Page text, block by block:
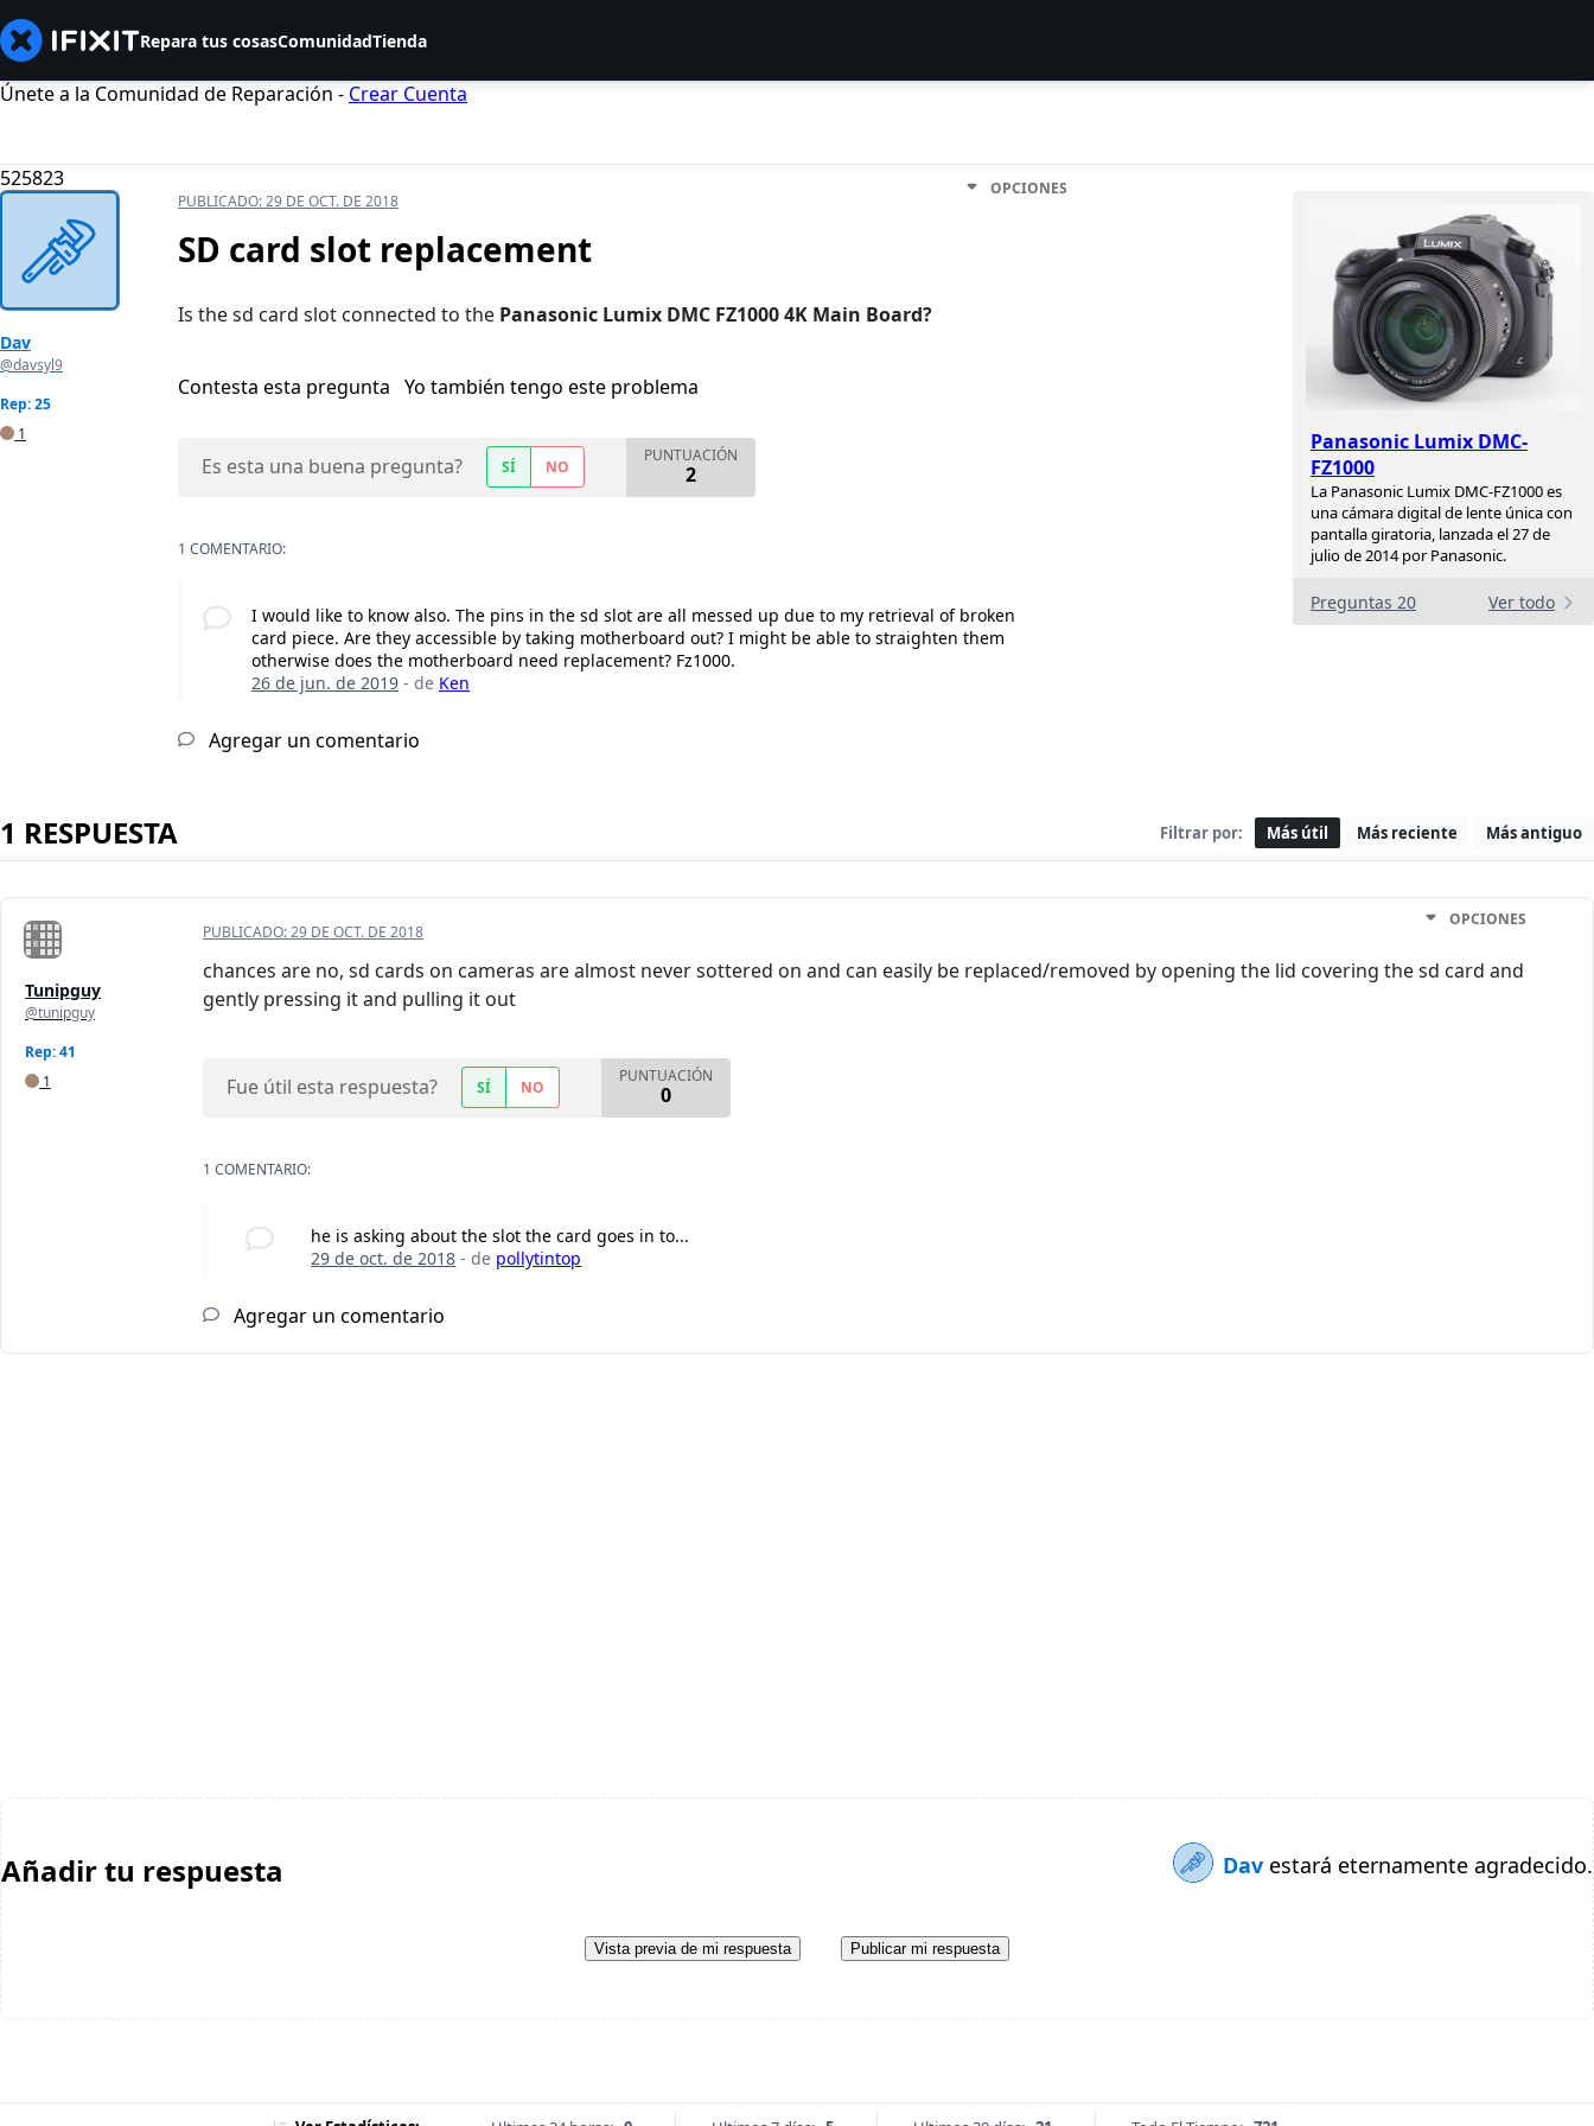
Repara tus cosasComunidadTienda
Únete a la Comunidad de Reparación - Crear Cuenta
525823
Panasonic Lumix DMC-
FZ1000
La Panasonic Lumix DMC-FZ1000 es
una cámara digital de lente única con
pantalla giratoria, lanzada el 27 de
julio de 2014 por Panasonic.
Preguntas 20 Ver todo
Dav
@davsyl9
Rep: 25
1
PUBLICADO:29 DE OCT. DE 2018
OPCIONES
SD card slot replacement
Is the sd card slot connected to the Panasonic Lumix DMC FZ1000 4K Main Board?
Contesta esta pregunta Yo también tengo este problema
Es esta una buena pregunta? SÍ NO
PUNTUACIÓN
2
1 COMENTARIO:
I would like to know also. The pins in the sd slot are all messed up due to my retrieval of broken
card piece. Are they accessible by taking motherboard out? I might be able to straighten them
otherwise does the motherboard need replacement? Fz1000.
26 de jun. de 2019 - de Ken
Agregar un comentario
1 RESPUESTA Filtrar por: Más útil Más reciente Más antiguo
Tunipguy
@tunipguy
Rep: 41
1
PUBLICADO:29 DE OCT. DE 2018
OPCIONES
chances are no, sd cards on cameras are almost never sottered on and can easily be replaced/removed by opening the lid covering the sd card and
gently pressing it and pulling it out
Fue útil esta respuesta? SÍ NO
PUNTUACIÓN
0
1 COMENTARIO:
he is asking about the slot the card goes in to...
29 de oct. de 2018 - de pollytintop
Agregar un comentario
Añadir tu respuesta Dav estará eternamente agradecido.
Vista previa de mi respuesta Publicar mi respuesta